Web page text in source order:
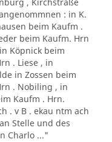
: in K.
beim Kaufm .
beim Kaufm. Hrn
Köpnick beim
. Liese , in
in Zossen beim
. Nobiling , in
Kaufm . Hrn.
. v B . ekau ntm ach
Stelle und des
Charlo ..."